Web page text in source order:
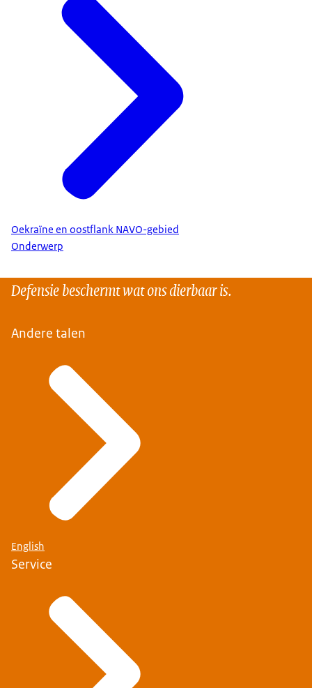
Oekraïne en oostflank NAVO-gebied
Onderwerp
Defensie beschermt wat ons dierbaar is.
Andere talen
English
Service